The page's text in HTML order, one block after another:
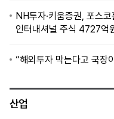
NH투자·키움증권, 포스
인터내셔널 주식 4727억
“해외투자 막는다고 국장
산업